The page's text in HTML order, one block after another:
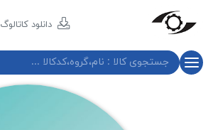
دانلود کاتالوگ